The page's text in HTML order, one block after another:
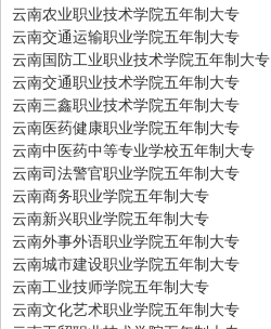
云南农业职业技术学院五年制大专
云南交通运输职业学院五年制大专
云南国防工业职业技术学院五年制大专
云南交通职业技术学院五年制大专
云南三鑫职业技术学院五年制大专
云南医药健康职业学院五年制大专
云南中医药中等专业学校五年制大专
云南司法警官职业学院五年制大专
云南商务职业学院五年制大专
云南新兴职业学院五年制大专
云南外事外语职业学院五年制大专
云南城市建设职业学院五年制大专
云南工业技师学院五年制大专
云南文化艺术职业学院五年制大专